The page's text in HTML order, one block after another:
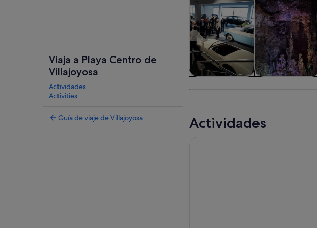
Viaja a Playa Centro de
Villajoyosa
Actividades
Activities
Guía de viaje de Villajoyosa Actividades